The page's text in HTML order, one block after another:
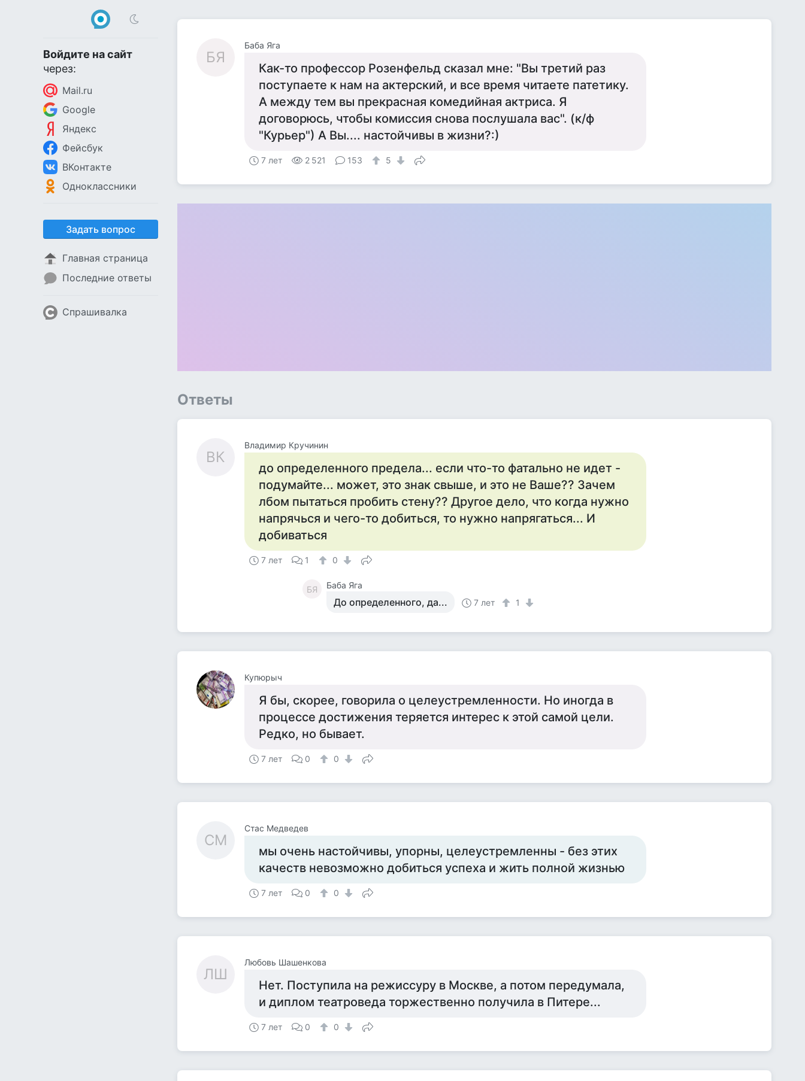
Войдите на сайт
через:
Mail.ru
Google
Яндекс
Фейсбук
ВКонтакте
Одноклассники
Задать вопрос
Главная страница
Последние ответы
Спрашивалка
БЯ
Баба Яга
Как-то профессор Розенфельд сказал мне: "Вы третий раз
поступаете к нам на актерский, и все время читаете патетику.
А между тем вы прекрасная комедийная актриса. Я
договорюсь, чтобы комиссия снова послушала вас". (к/ф
"Курьер") А Вы.... настойчивы в жизни?:)
7 лет 2 521 153 5
Ответы
ВК
Владимир Кручинин
до определенного предела... если что-то фатально не идет -
подумайте... может, это знак свыше, и это не Ваше?? Зачем
лбом пытаться пробить стену?? Другое дело, что когда нужно
напрячься и чего-то добиться, то нужно напрягаться... И
добиваться
7 лет 1 0
БЯ Баба Яга
До определенного, да... 7 лет 1
Купюрыч
Я бы, скорее, говорила о целеустремленности. Но иногда в
процессе достижения теряется интерес к этой самой цели.
Редко, но бывает.
7 лет 0 0
СМ
Стас Медведев
мы очень настойчивы, упорны, целеустремленны - без этих
качеств невозможно добиться успеха и жить полной жизнью
7 лет 0 0
ЛШ
Любовь Шашенкова
Нет. Поступила на режиссуру в Москве, а потом передумала,
и диплом театроведа торжественно получила в Питере...
7 лет 0 0